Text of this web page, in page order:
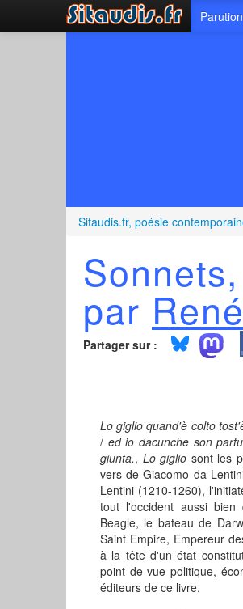
Sitaudis.fr, poésie
par
Partager sur :
Lo giglio quand'è colto
/ ed io dacunche son
giunta., Lo giglio sont les
vers de Giacomo da
Lentini (1210-1260),
tout l'occident aussi
Beagle, le bateau de
Saint Empire, Empereur
à la tête d'un état
point de vue politique,
éditeurs de ce livre.